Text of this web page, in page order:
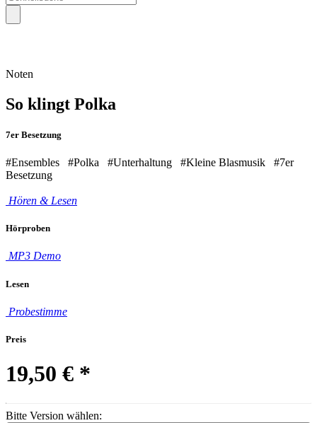
Noten
So klingt Polka
7er Besetzung
#Ensembles #Polka #Unterhaltung #Kleine Blasmusik
#7er
Besetzung
Hören & Lesen
Hörproben
MP3 Demo
Lesen
Probestimme
Preis
19,50 € *
Bitte Version wählen: